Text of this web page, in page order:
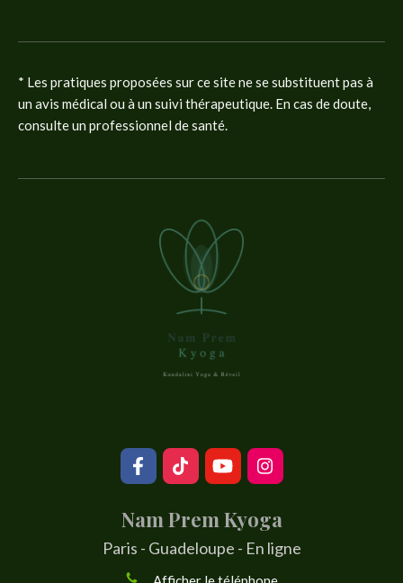
* Les pratiques proposées sur ce site ne se substituent pas à
un avis médical ou à un suivi thérapeutique. En cas de doute,
consulte un professionnel de santé.
Nam Prem Kyoga
Paris - Guadeloupe - En ligne